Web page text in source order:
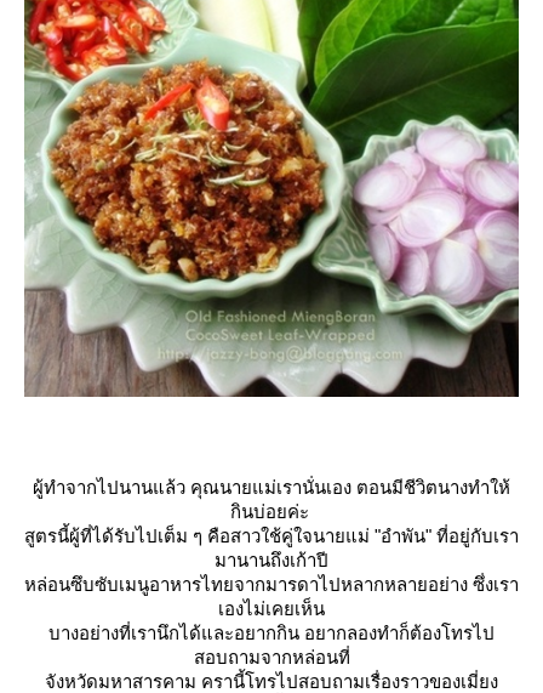
ผู้ทำจากไปนานแล้ว คุณนายแม่เรานั่นเอง ตอนมีชีวิตนางทำให้
กินบ่อยค่ะ
สูตรนี้ผู้ที่ได้รับไปเต็ม ๆ คือสาวใช้คู่ใจนายแม่ "อำพัน" ที่อยู่กับเรา
มานานถึงเก้าปี
หล่อนซึบซับเมนูอาหารไทยจากมารดาไปหลากหลายอย่าง ซึ่งเรา
เองไม่เคยเห็น
บางอย่างที่เรานึกได้และอยากกิน อยากลองทำก็ต้องโทรไป
สอบถามจากหล่อนที่
จังหวัดมหาสารคาม ครานี้โทรไปสอบถามเรื่องราวของเมี่ยง